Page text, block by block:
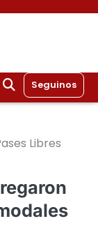
Seguinos
Libres